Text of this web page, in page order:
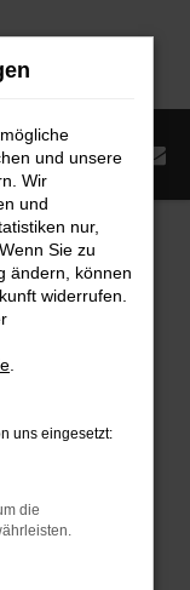
können:
deine
und unsere
Wir
und
nur,
Sie zu
ändern, können
widerrufen.
uns eingesetzt:
die